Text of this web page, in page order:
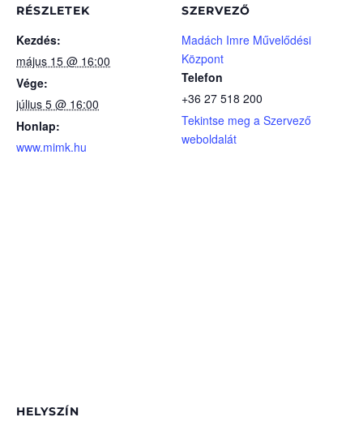
RÉSZLETEK
Kezdés:
május 15 @ 16:00
Vége:
július 5 @ 16:00
Honlap:
www.mimk.hu
SZERVEZŐ
Madách Imre Művelődési
Központ
Telefon
+36 27 518 200
Tekintse meg a Szervező
weboldalát
HELYSZÍN